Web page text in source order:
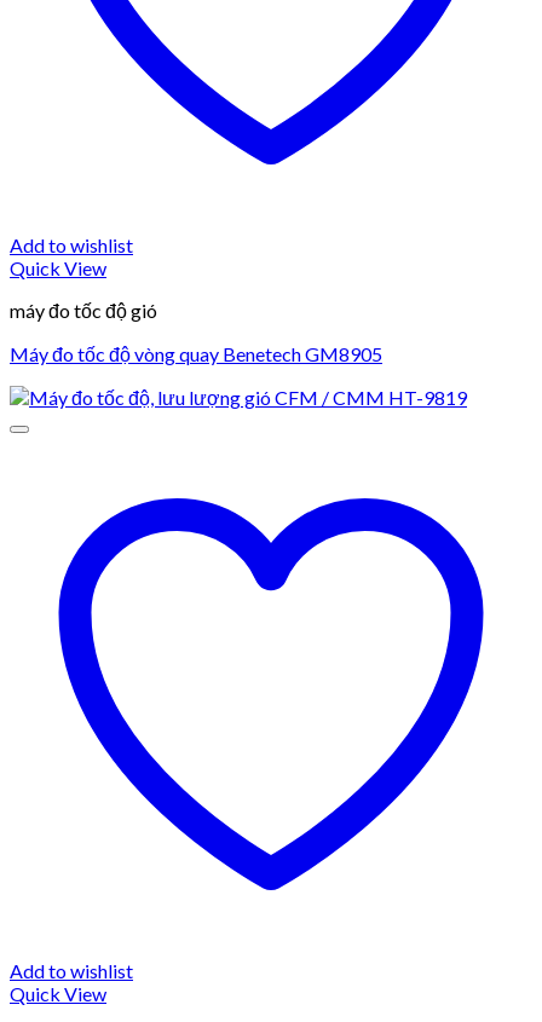
Add to wishlist
Quick View
máy đo tốc độ gió
Máy đo tốc độ vòng quay Benetech GM8905
Add to wishlist
Quick View